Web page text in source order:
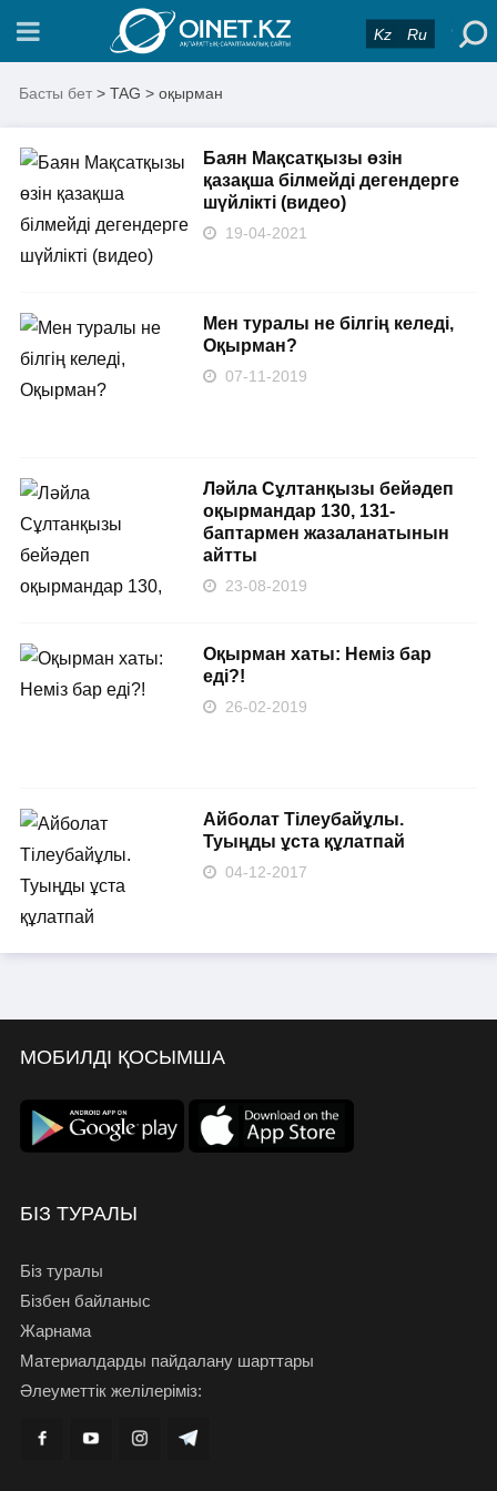
Kz Ru
Басты бет > TAG > оқырман
Баян Мақсатқызы өзін
қазақша білмейді дегендерге
шүйлікті (видео)
19-04-2021
Мен туралы не білгің келеді,
Оқырман?
07-11-2019
Ләйла Сұлтанқызы бейәдеп
оқырмандар 130, 131-
баптармен жазаланатынын
айтты
23-08-2019
Оқырман хаты: Неміз бар
еді?!
26-02-2019
Айболат Тілеубайұлы.
Туыңды ұста құлатпай
04-12-2017
МОБИЛДІ ҚОСЫМША
БІЗ ТУРАЛЫ
Біз туралы
Бізбен байланыс
Жарнама
Материалдарды пайдалану шарттары
Әлеуметтік желілеріміз: